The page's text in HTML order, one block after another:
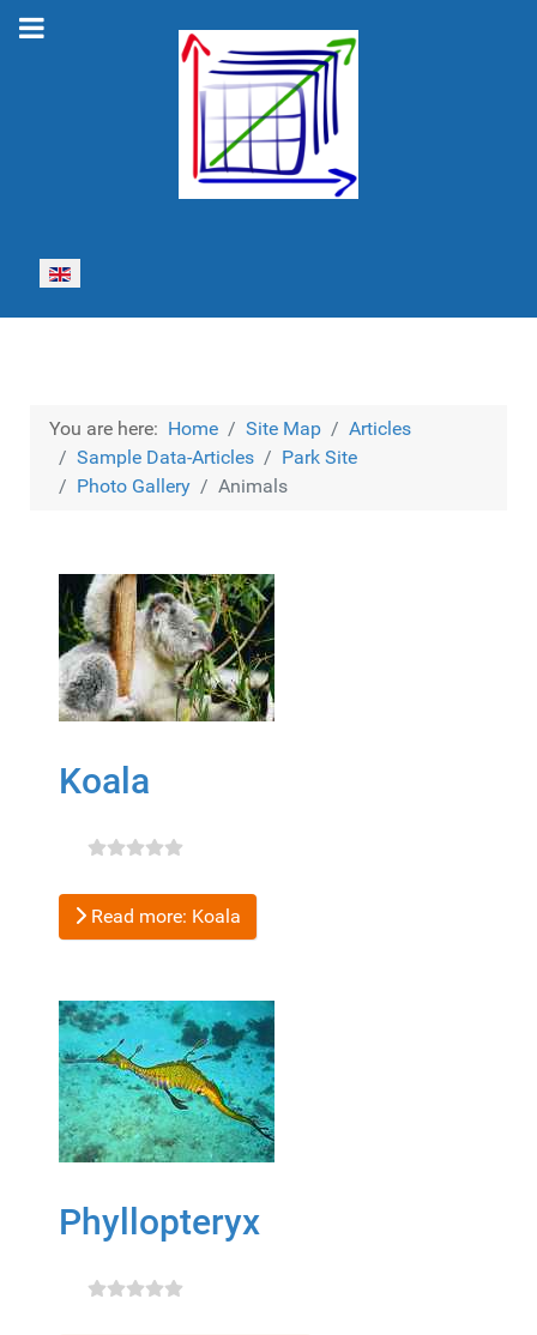
Select your language
You are here: Home Site Map
Articles
Sample Data-Articles
Park Site
Photo Gallery
Animals
Koala
Read more: Koala
Phyllopteryx